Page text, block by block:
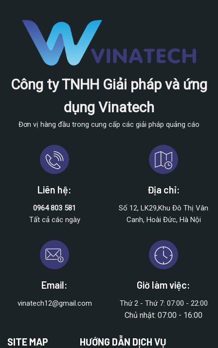
Công ty TNHH Giải pháp và ứng
dụng Vinatech
Đơn vị hàng đầu trong cung cấp các giải pháp quảng cáo
Liên hệ:
0964 803 581
Tất cả các ngày
Địa chỉ:
Số 12, LK29,Khu Đô Thị Vân
Canh, Hoài Đức, Hà Nội
Email:
vinatech12@gmail.com
Giờ làm việc:
Thứ 2 - Thứ 7: 07:00 - 22:00
Chủ nhật: 07:00 - 16:00
SITE MAP HƯỚNG DẪN DỊCH VỤ